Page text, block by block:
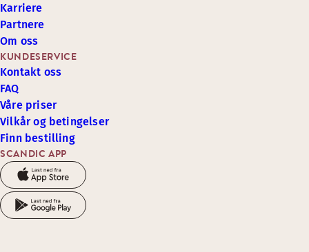
SCANDIC APP
KUNDESERVICE
Kontakt oss
FAQ
Våre priser
Vilkår og betingelser
Finn bestilling
Karriere
Partnere
Om oss